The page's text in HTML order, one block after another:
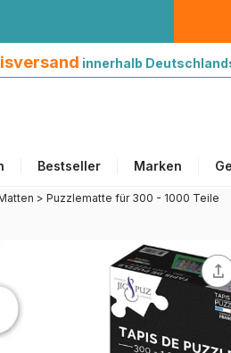
innerhalb
Bestseller Marken
> Puzzlematte für 300 - 1000 Teile